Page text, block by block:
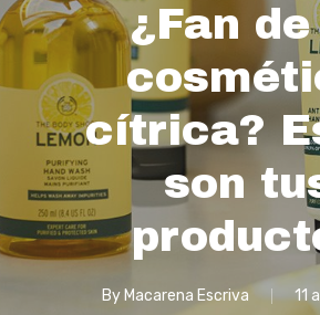
¿Fan
cítrica?
son
By Macarena Escriva 11